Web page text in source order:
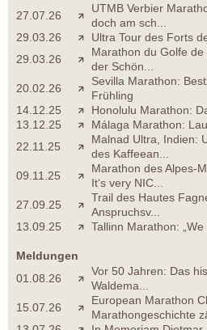
27.07.26
UTMB Verbier
doch am sch...
29.03.26
Ultra Tour des Forts
29.03.26
Marathon du Golfe
der Schön...
20.02.26
Sevilla Marathon:
Frühling
14.12.25
Honolulu Marathon:
13.12.25
Málaga Marathon:
22.11.25
Malnad Ultra, Indien:
des Kaffeean...
09.11.25
Marathon des Alpes-
It‘s very NIC...
27.09.25
Trail des Hautes
Anspruchsv...
13.09.25
Tallinn Marathon: „We
Meldungen
01.08.26
Vor 50 Jahren: Das
Waldema...
15.07.26
European Marathon
Marathongeschichte